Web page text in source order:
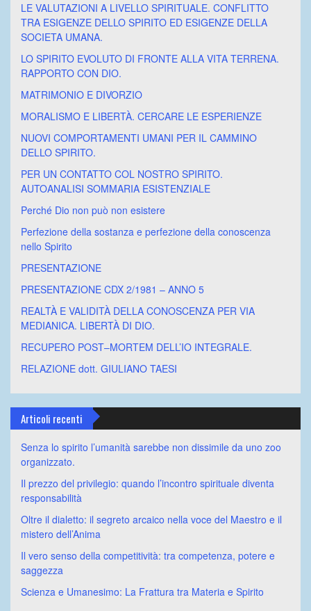
LE VALUTAZIONI A LIVELLO SPIRITUALE. CONFLITTO
TRA ESIGENZE DELLO SPIRITO ED ESIGENZE DELLA
SOCIETA UMANA.
LO SPIRITO EVOLUTO DI FRONTE ALLA VITA TERRENA.
RAPPORTO CON DIO.
MATRIMONIO E DIVORZIO
MORALISMO E LIBERTÀ. CERCARE LE ESPERIENZE
NUOVI COMPORTAMENTI UMANI PER IL CAMMINO
DELLO SPIRITO.
PER UN CONTATTO COL NOSTRO SPIRITO.
AUTOANALISI SOMMARIA ESISTENZIALE
Perché Dio non può non esistere
Perfezione della sostanza e perfezione della conoscenza
nello Spirito
PRESENTAZIONE
PRESENTAZIONE CDX 2/1981 – ANNO 5
REALTÀ E VALIDITÀ DELLA CONOSCENZA PER VIA
MEDIANICA. LIBERTÀ DI DIO.
RECUPERO POST–MORTEM DELL’IO INTEGRALE.
RELAZIONE dott. GIULIANO TAESI
Articoli recenti
Senza lo spirito l’umanità sarebbe non dissimile da uno zoo
organizzato.
Il prezzo del privilegio: quando l’incontro spirituale diventa
responsabilità
Oltre il dialetto: il segreto arcaico nella voce del Maestro e il
mistero dell’Anima
Il vero senso della competitività: tra competenza, potere e
saggezza
Scienza e Umanesimo: La Frattura tra Materia e Spirito